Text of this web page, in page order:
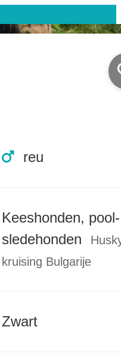
reu
Keeshonden,
sledehonden
kruising Bulgarije
Zwart